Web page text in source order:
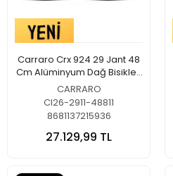
Carraro Crx 924 29 Jant 48
Cm Alüminyum Dağ Bisikleti
Karanlık Mor-Kırmızı
CARRARO
CI26-2911-48811
8681137215936
27.129,99 TL